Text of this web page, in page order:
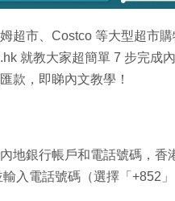
超市、Costco 等大型超市
就教大家超簡單 7 步完成
款，即睇內文教學！
地銀行帳戶和電話號碼，香
入電話號碼（選擇「+852